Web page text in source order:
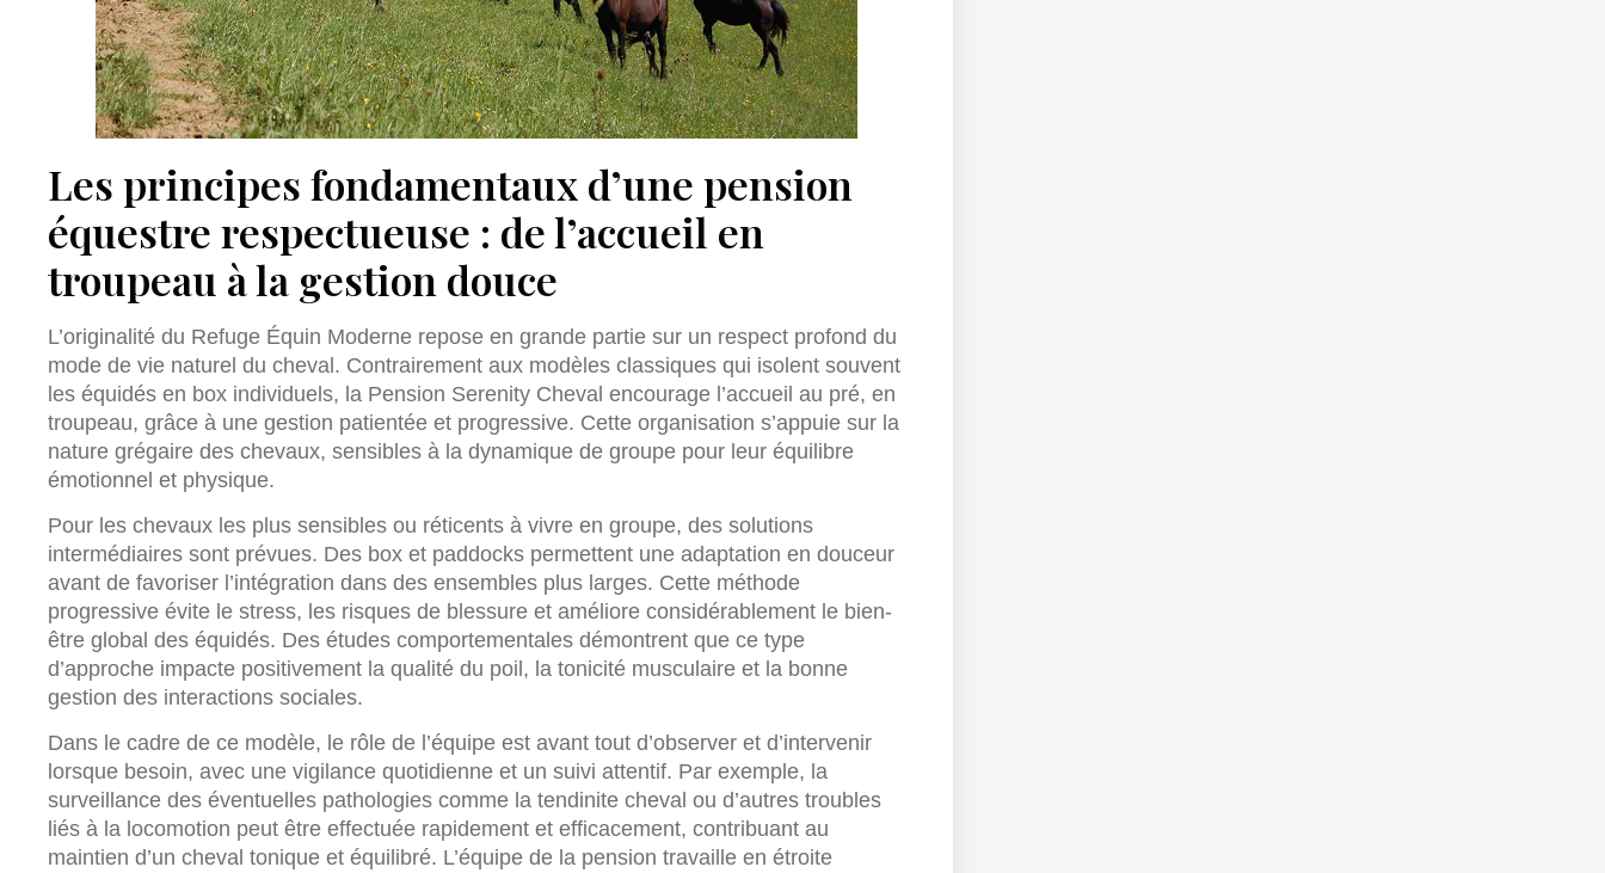
Les principes fondamentaux d’une pension
équestre respectueuse : de l’accueil en
troupeau à la gestion douce
L’originalité du Refuge Équin Moderne repose en grande partie sur un respect profond du
mode de vie naturel du cheval. Contrairement aux modèles classiques qui isolent souvent
les équidés en box individuels, la Pension Serenity Cheval encourage l’accueil au pré, en
troupeau, grâce à une gestion patientée et progressive. Cette organisation s’appuie sur la
nature grégaire des chevaux, sensibles à la dynamique de groupe pour leur équilibre
émotionnel et physique.
Pour les chevaux les plus sensibles ou réticents à vivre en groupe, des solutions
intermédiaires sont prévues. Des box et paddocks permettent une adaptation en douceur
avant de favoriser l’intégration dans des ensembles plus larges. Cette méthode
progressive évite le stress, les risques de blessure et améliore considérablement le bien-
être global des équidés. Des études comportementales démontrent que ce type
d’approche impacte positivement la qualité du poil, la tonicité musculaire et la bonne
gestion des interactions sociales.
Dans le cadre de ce modèle, le rôle de l’équipe est avant tout d’observer et d’intervenir
lorsque besoin, avec une vigilance quotidienne et un suivi attentif. Par exemple, la
surveillance des éventuelles pathologies comme la tendinite cheval ou d’autres troubles
liés à la locomotion peut être effectuée rapidement et efficacement, contribuant au
maintien d’un cheval tonique et équilibré. L’équipe de la pension travaille en étroite